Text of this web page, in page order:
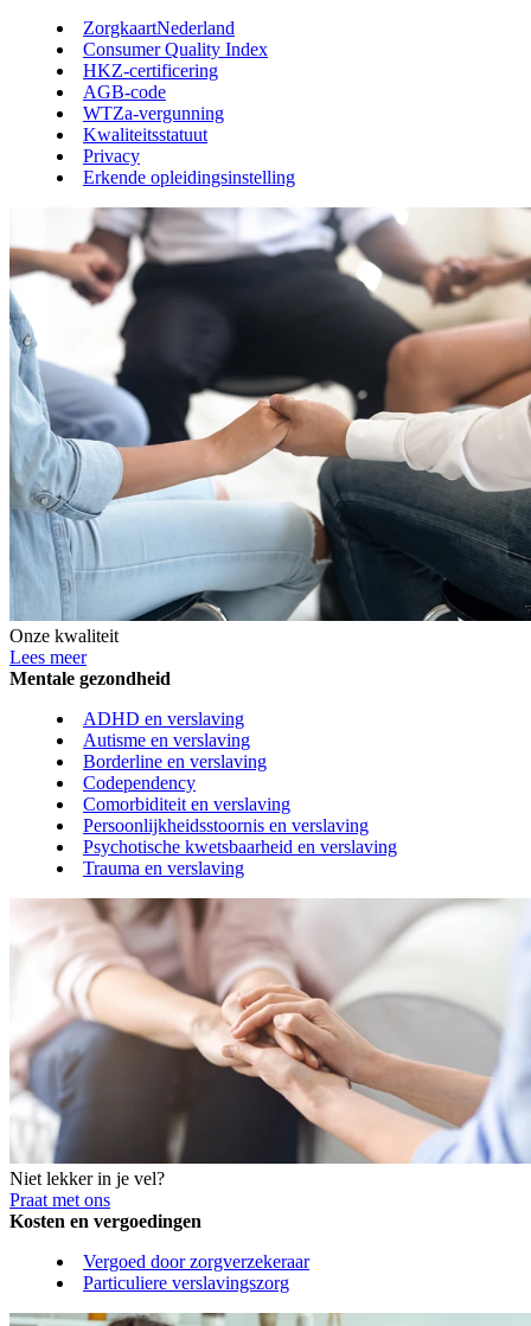
ZorgkaartNederland
Consumer Quality Index
HKZ-certificering
AGB-code
WTZa-vergunning
Kwaliteitsstatuut
Privacy
Erkende opleidingsinstelling
Onze kwaliteit
Lees meer
Mentale gezondheid
ADHD en verslaving
Autisme en verslaving
Borderline en verslaving
Codependency
Comorbiditeit en verslaving
Persoonlijkheidsstoornis en verslaving
Psychotische kwetsbaarheid en verslaving
Trauma en verslaving
Niet lekker in je vel?
Praat met ons
Kosten en vergoedingen
Vergoed door zorgverzekeraar
Particuliere verslavingszorg